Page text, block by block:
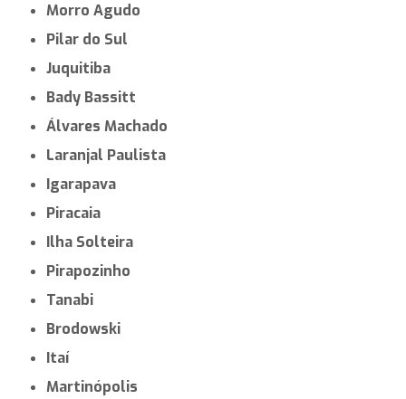
Morro Agudo
Pilar do Sul
Juquitiba
Bady Bassitt
Álvares Machado
Laranjal Paulista
Igarapava
Piracaia
Ilha Solteira
Pirapozinho
Tanabi
Brodowski
Itaí
Martinópolis